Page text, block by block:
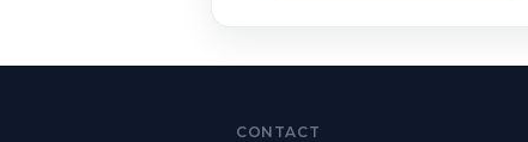
CONTACT